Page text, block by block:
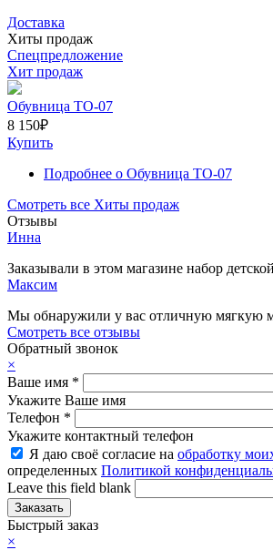
Доставка
Хиты продаж
Спецпредложение
Хит продаж
Обувница ТО-07
8 150₽
Купить
Подробнее о Обувница ТО-07
Смотреть все Хиты продаж
Отзывы
Инна
Заказывали в этом магазине набор
Максим
Мы обнаружили у вас отличную мягкую
Смотреть все отзывы
Обратный звонок
×
Ваше имя *
Укажите Ваше имя
Телефон *
Укажите контактный телефон
Я даю своё согласие на обработку
определенных Политикой
Leave this field blank
Быстрый заказ
×